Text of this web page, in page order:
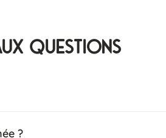
questions
?